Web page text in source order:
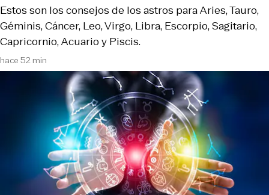
hace 52 min
Estos son los consejos de los astros para Aries, Tauro,
Géminis, Cáncer, Leo, Virgo, Libra, Escorpio, Sagitario,
Capricornio, Acuario y Piscis.